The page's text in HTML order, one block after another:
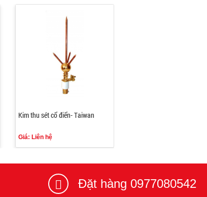
Kim thu sét cổ điển- Taiwan
Giá: Liên hệ
Đặt hàng 0977080542